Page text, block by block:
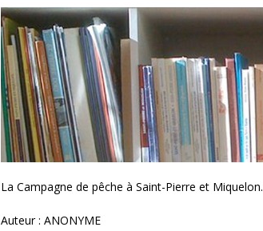
La Campagne de pêche à Saint-Pierre et Miquelon.
Auteur : ANONYME